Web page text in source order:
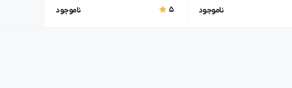
ناموجود 5 ناموجود